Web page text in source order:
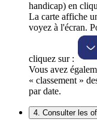
handicap) en
La carte affiche
voyez à l'écran.
cliquez sur :
Vous avez
« classement »
par date.
4. Consulter les